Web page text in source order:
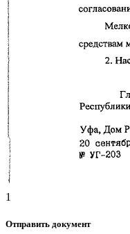
1
Отправить документ